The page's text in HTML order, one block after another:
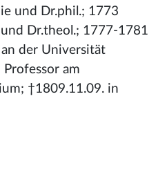
und Dr.phil.; 1773
Dr.theol.; 1777-1781
der Universität
am
†1809.11.09. in